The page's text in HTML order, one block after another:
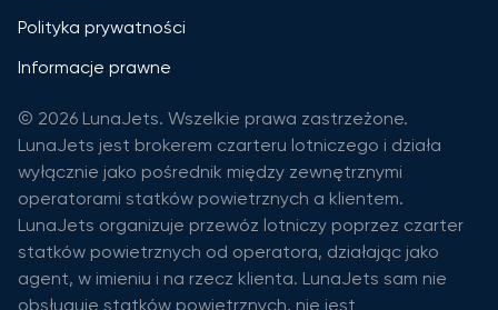
Polityka prywatności
Informacje prawne
© 2026 LunaJets. Wszelkie prawa zastrzeżone.
LunaJets jest brokerem czarteru lotniczego i działa
wyłącznie jako pośrednik między zewnętrznymi
operatorami statków powietrznych a klientem.
LunaJets organizuje przewóz lotniczy poprzez czarter
statków powietrznych od operatora, działając jako
agent, w imieniu i na rzecz klienta. LunaJets sam nie
obsługuje statków powietrznych, nie jest